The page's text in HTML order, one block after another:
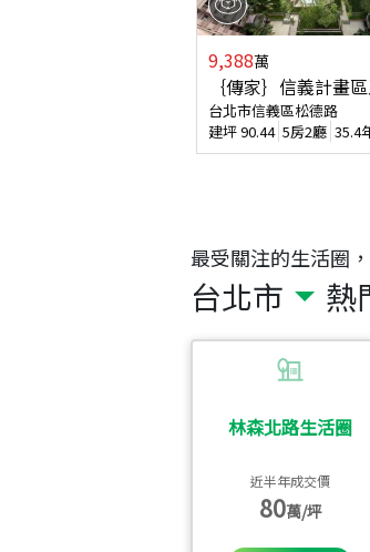
最受關注的生活圈
台北市 熱
林森北路生活圈
近半年成交價
80萬/坪
9,388萬
｛傳家｝信義計畫
台北市信義區松德路
建坪90.44 5房2廳 35.4